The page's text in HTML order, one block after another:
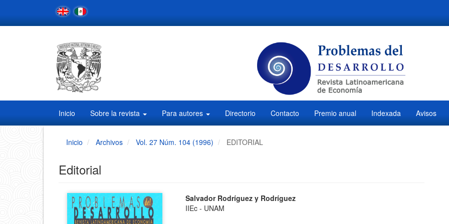
Contenido
Inicio Sobre la revista Para autores Directorio Contacto Premio anual Indexada Avisos
Inicio Archivos Vol. 27 Núm. 104 (1996) EDITORIAL
Editorial
Barra
Contenido
Salvador Rodríguez y Rodríguez
IIEc - UNAM